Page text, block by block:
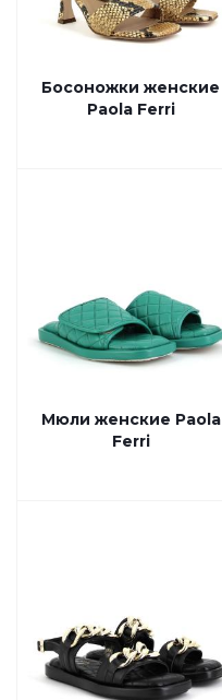
Босоножки женские
Paola Ferri
Мюли женские Paola
Ferri